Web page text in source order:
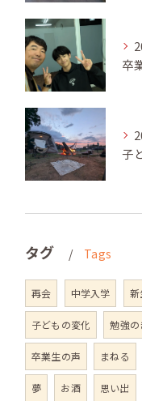
子
タグ Tags
再会 中学入学 新
子どもの変化 勉強の
卒業生の声 まねる
夢 お酒 思い出